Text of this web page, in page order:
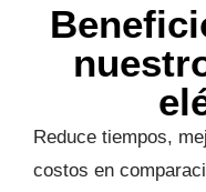
Reduce tiempos,
costos en